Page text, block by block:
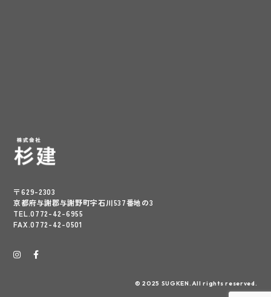
〒629-2303
京都府与謝郡与謝野町字石川537番地の3
TEL.0772-42-6955
FAX.0772-42-0501
© 2025 SUGKEN.All rights reserved.